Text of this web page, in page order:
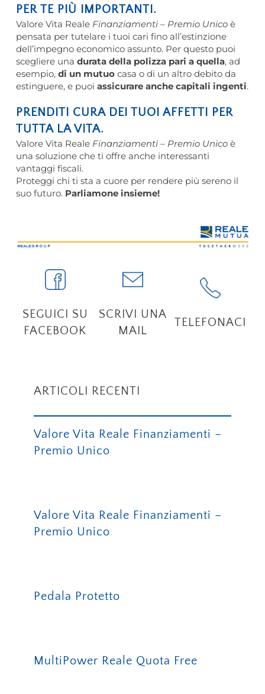
PER TE PIÙ IMPORTANTI.
Valore Vita Reale Finanziamenti – Premio Unicoè
pensata per tutelare i tuoi cari fino all’estinzione
dell’impegno economico assunto. Per questo puoi
scegliere unadurata della polizza pari a quella, ad
esempio,di un mutuo casa o di un altro debito da
estinguere, e puoiassicurare anche capitali ingenti.
PRENDITI CURA DEI TUOI AFFETTI PER
TUTTA LA VITA.
Valore Vita Reale Finanziamenti – Premio Unicoè
una soluzione che ti offre anche interessanti
vantaggi fiscali.
Proteggi chi ti sta a cuore per rendere più sereno il
suo futuro. Parliamone insieme!
SEGUICI SU
FACEBOOK
SCRIVI UNA
MAIL
TELEFONACI
ARTICOLI RECENTI
Valore Vita Reale Finanziamenti –
Premio Unico
Valore Vita Reale Finanziamenti –
Premio Unico
Pedala Protetto
MultiPower Reale Quota Free